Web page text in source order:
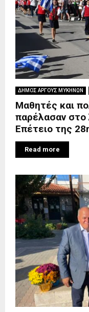
ΔΗΜΟΣ ΑΡΓΟΥΣ ΜΥΚΗΝΩΝ
Μαθητές και
παρέλασαν στο
Επέτειο της
Read more